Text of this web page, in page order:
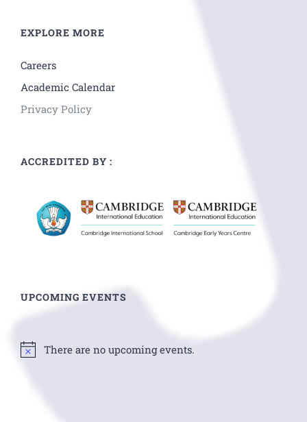
EXPLORE MORE
Careers
Academic Calendar
Privacy Policy
ACCREDITED BY :
UPCOMING EVENTS
There are no upcoming events.